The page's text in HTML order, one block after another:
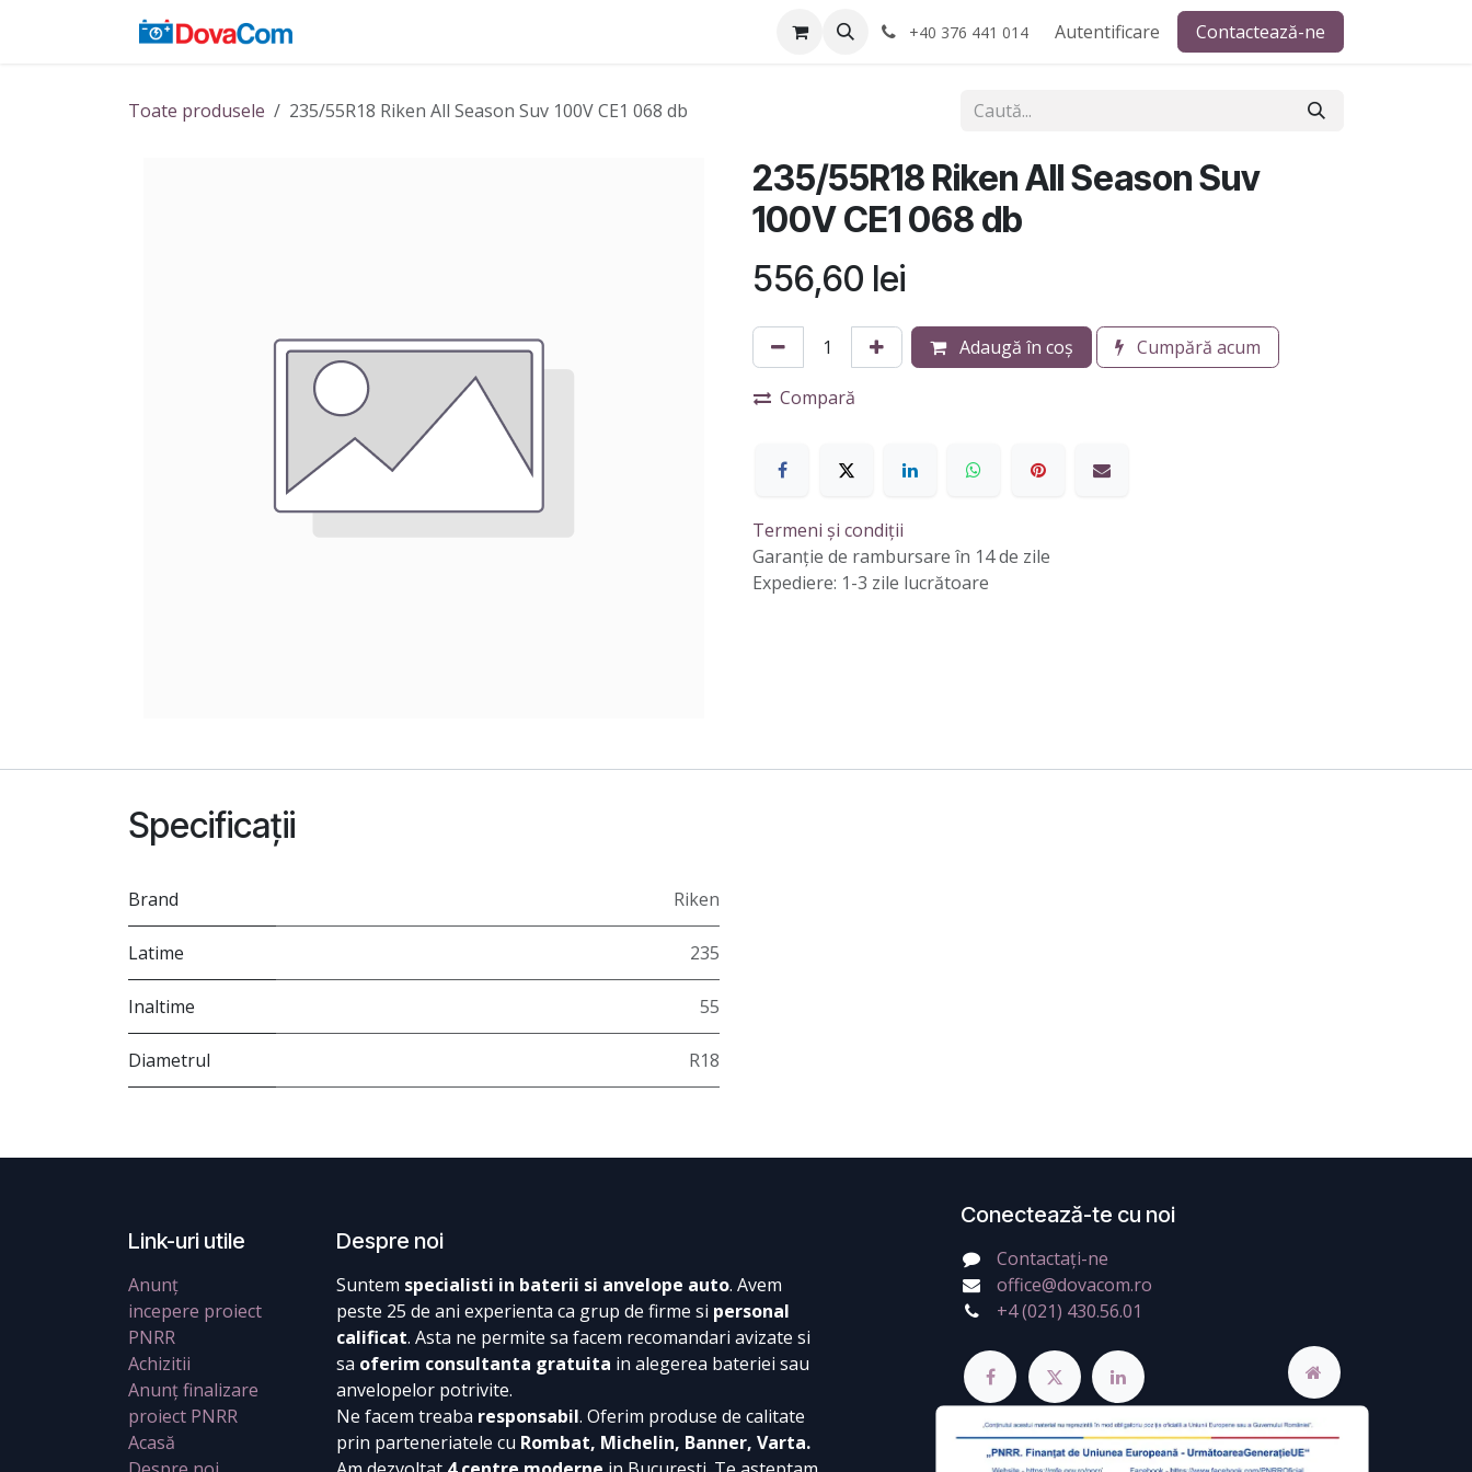
Service-uri montaj +40 376 441 014 Autentificare Contactează-ne
Toate produsele 235/55R18 Riken All Season Suv 100V CE1 068 db
235/55R18 Riken All Season Suv
100V CE1 068 db
556,60 lei
Adaugă în coș Cumpără acum
Compară
Termeni și condiții
Garanție de rambursare în 14 de zile
Expediere: 1-3 zile lucrătoare
Specificații
Brand Riken
Latime 235
Inaltime 55
Diametrul R18
Link-uri utile
Anunț
incepere proiect
PNRR
Achizitii
Anunț finalizare
proiect PNRR
Acasă
Despre noi
Suntem specialisti in baterii si anvelope auto. Avem
peste 25 de ani experienta ca grup de firme si personal
calificat. Asta ne permite sa facem recomandari avizate si
sa oferim consultanta gratuita in alegerea bateriei sau
anvelopelor potrivite.
Ne facem treaba responsabil. Oferim produse de calitate
prin parteneriatele cu Rombat, Michelin, Banner, Varta.
Conectează-te cu noi
Contactați-ne
office@dovacom.ro
+4 (021) 430.56.01